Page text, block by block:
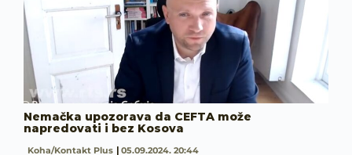
Nemačka upozorava da CEFTA može
napredovati i bez Kosova
Koha/Kontakt Plus 05.09.2024. 20:44